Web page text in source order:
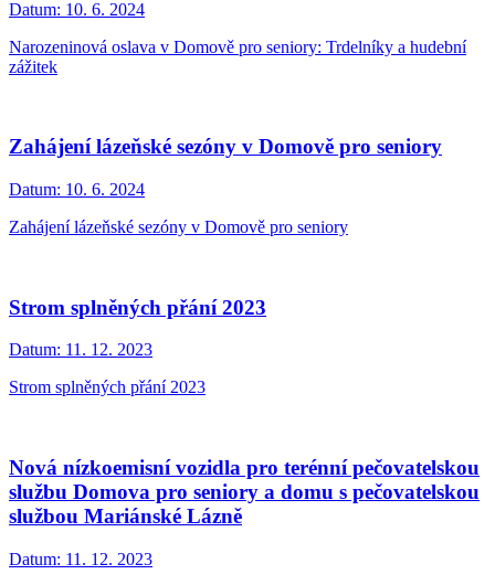
Datum: 10. 6. 2024
Narozeninová oslava v Domově pro seniory: Trdelníky a hudební
zážitek
Zahájení lázeňské sezóny v Domově pro seniory
Datum: 10. 6. 2024
Zahájení lázeňské sezóny v Domově pro seniory
Strom splněných přání 2023
Datum: 11. 12. 2023
Strom splněných přání 2023
Nová nízkoemisní vozidla pro terénní pečovatelskou
službu Domova pro seniory a domu s pečovatelskou
službou Mariánské Lázně
Datum: 11. 12. 2023